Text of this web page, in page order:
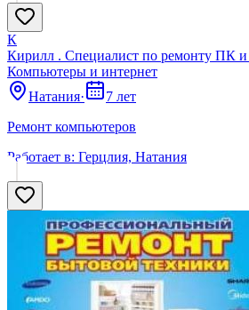
К
Кирилл . Специалист по ремонту ПК и
Компьютеры и интернет
Натания·
7 лет
Ремонт компьютеров
Работает в: Герцлия, Натания